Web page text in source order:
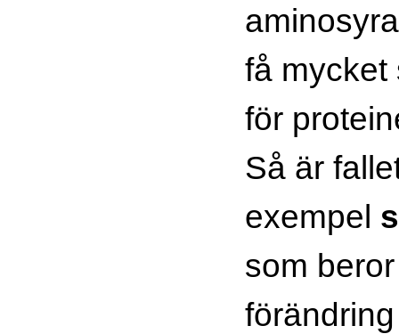
få mycket
för
Så är
exempel
som